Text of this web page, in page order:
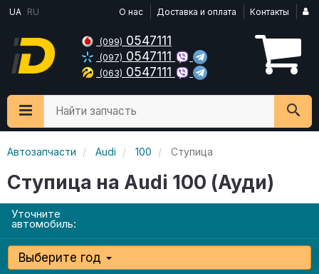
UA RU О нас Доставка и оплата Контакты
(099) 0547111
(097) 0547111
(063) 0547111
Найти запчасть
Автозапчасти Audi 100 Ступица
Ступица на Audi 100 (Ауди)
Уточните
автомобиль:
Выберите год